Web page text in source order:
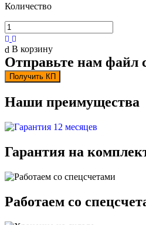
Количество
В корзину
Отправьте нам файл
Получить КП
Наши преимущества
Гарантия на
Работаем со